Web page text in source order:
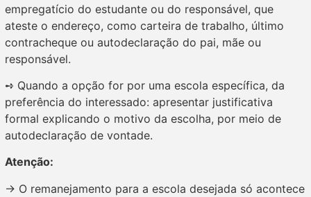
empregatício do estudante ou do responsável, que
ateste o endereço, como carteira de trabalho, último
contracheque ou autodeclaração do pai, mãe ou
responsável.
➺ Quando a opção for por uma escola específica, da
preferência do interessado: apresentar justificativa
formal explicando o motivo da escolha, por meio de
autodeclaração de vontade.
Atenção:
→ O remanejamento para a escola desejada só acontece